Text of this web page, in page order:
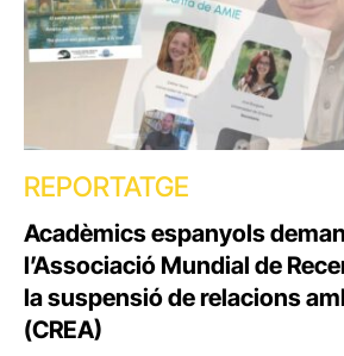
REPORTATGE
Acadèmics espanyols
l’Associació Mundial de
la suspensió de relacions
(CREA)